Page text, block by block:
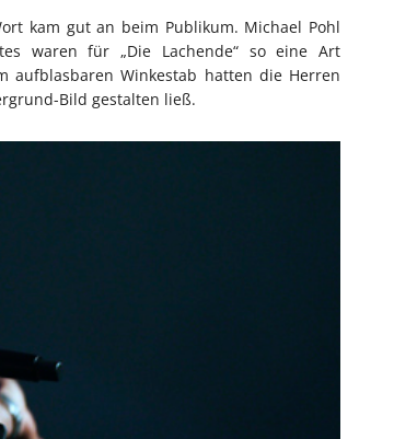
kam gut an beim Publikum. Michael Pohl
waren für „Die Lachende“ so eine Art
aufblasbaren Winkestab hatten die Herren
Bild gestalten ließ.